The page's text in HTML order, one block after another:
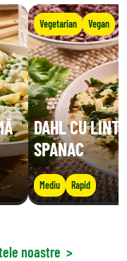
Vegetarian Vegan
DAHL CU
SPANAC
Mediu Rapid
noastre >